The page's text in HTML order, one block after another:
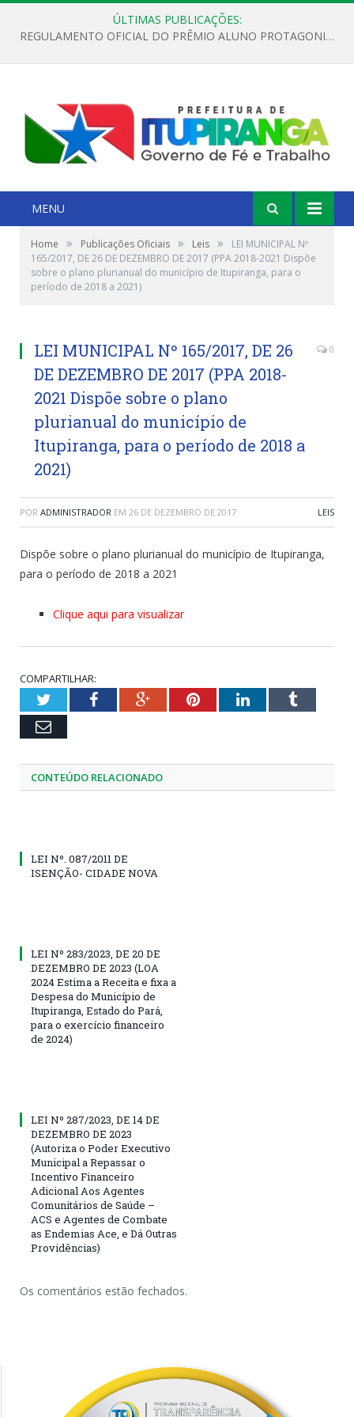
ÚLTIMAS PUBLICAÇÕES:
REGULAMENTO OFICIAL DO PRÊMIO ALUNO PROTAGONISTA – EDIÇÃO 2026
MENU
Home » Publicações Oficiais » Leis »
LEI MUNICIPAL Nº
165/2017, DE 26 DE DEZEMBRO DE 2017 (PPA 2018-2021 Dispõe
sobre o plano plurianual do município de Itupiranga, para o
período de 2018 a 2021)
LEI MUNICIPAL Nº 165/2017, DE 26
DE DEZEMBRO DE 2017 (PPA 2018-
2021 Dispõe sobre o plano
plurianual do município de
Itupiranga, para o período de 2018 a
2021)
0
POR ADMINISTRADOR EM 26 DE DEZEMBRO DE 2017 LEIS
Dispõe sobre o plano plurianual do município de Itupiranga,
para o período de 2018 a 2021
Clique aqui para visualizar
COMPARTILHAR:
TwitterFacebookGoogle+PinterestLinkedInTumblr
Email
CONTEÚDO RELACIONADO
LEI Nº. 087/2011 DE
ISENÇÃO- CIDADE NOVA
LEI Nº 283/2023, DE 20 DE
DEZEMBRO DE 2023 (LOA
2024 Estima a Receita e fixa a
Despesa do Município de
Itupiranga, Estado do Pará,
para o exercício financeiro
de 2024)
LEI Nº 287/2023, DE 14 DE
DEZEMBRO DE 2023
(Autoriza o Poder Executivo
Municipal a Repassar o
Incentivo Financeiro
Adicional Aos Agentes
Comunitários de Saúde –
ACS e Agentes de Combate
as Endemias Ace, e Dá Outras
Providências)
Os comentários estão fechados.